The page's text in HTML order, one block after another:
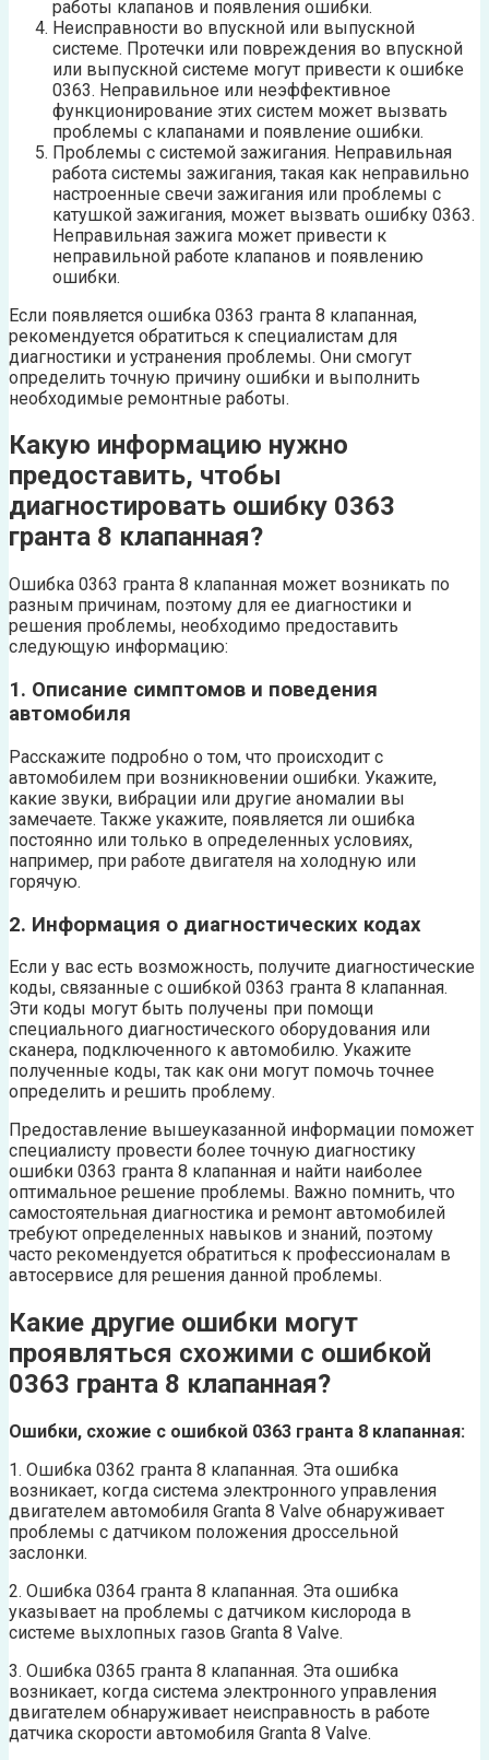
работы клапанов и появления ошибки.
Неисправности во впускной или выпускной
системе. Протечки или повреждения во впускной
или выпускной системе могут привести к ошибке
0363. Неправильное или неэффективное
функционирование этих систем может вызвать
проблемы с клапанами и появление ошибки.
Проблемы с системой зажигания. Неправильная
работа системы зажигания, такая как неправильно
настроенные свечи зажигания или проблемы с
катушкой зажигания, может вызвать ошибку 0363.
Неправильная зажига может привести к
неправильной работе клапанов и появлению
ошибки.
Если появляется ошибка 0363 гранта 8 клапанная,
рекомендуется обратиться к специалистам для
диагностики и устранения проблемы. Они смогут
определить точную причину ошибки и выполнить
необходимые ремонтные работы.
Какую информацию нужно
предоставить, чтобы
диагностировать ошибку 0363
гранта 8 клапанная?
Ошибка 0363 гранта 8 клапанная может возникать по
разным причинам, поэтому для ее диагностики и
решения проблемы, необходимо предоставить
следующую информацию:
1. Описание симптомов и поведения
автомобиля
Расскажите подробно о том, что происходит с
автомобилем при возникновении ошибки. Укажите,
какие звуки, вибрации или другие аномалии вы
замечаете. Также укажите, появляется ли ошибка
постоянно или только в определенных условиях,
например, при работе двигателя на холодную или
горячую.
2. Информация о диагностических кодах
Если у вас есть возможность, получите диагностические
коды, связанные с ошибкой 0363 гранта 8 клапанная.
Эти коды могут быть получены при помощи
специального диагностического оборудования или
сканера, подключенного к автомобилю. Укажите
полученные коды, так как они могут помочь точнее
определить и решить проблему.
Предоставление вышеуказанной информации поможет
специалисту провести более точную диагностику
ошибки 0363 гранта 8 клапанная и найти наиболее
оптимальное решение проблемы. Важно помнить, что
самостоятельная диагностика и ремонт автомобилей
требуют определенных навыков и знаний, поэтому
часто рекомендуется обратиться к профессионалам в
автосервисе для решения данной проблемы.
Какие другие ошибки могут
проявляться схожими с ошибкой
0363 гранта 8 клапанная?
Ошибки, схожие с ошибкой 0363 гранта 8 клапанная:
1. Ошибка 0362 гранта 8 клапанная. Эта ошибка
возникает, когда система электронного управления
двигателем автомобиля Granta 8 Valve обнаруживает
проблемы с датчиком положения дроссельной
заслонки.
2. Ошибка 0364 гранта 8 клапанная. Эта ошибка
указывает на проблемы с датчиком кислорода в
системе выхлопных газов Granta 8 Valve.
3. Ошибка 0365 гранта 8 клапанная. Эта ошибка
возникает, когда система электронного управления
двигателем обнаруживает неисправность в работе
датчика скорости автомобиля Granta 8 Valve.